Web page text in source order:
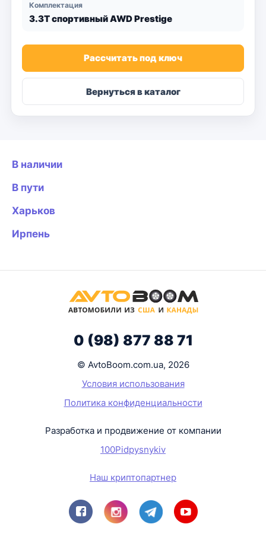
Комплектация
3.3T спортивный AWD Prestige
Рассчитать под ключ
Вернуться в каталог
В наличии
В пути
Харьков
Ирпень
0 (98) 877 88 71
© AvtoBoom.com.ua, 2026
Условия использования
Политика конфиденциальности
Разработка и продвижение от компании
100Pidpysnykiv
Наш криптопартнер